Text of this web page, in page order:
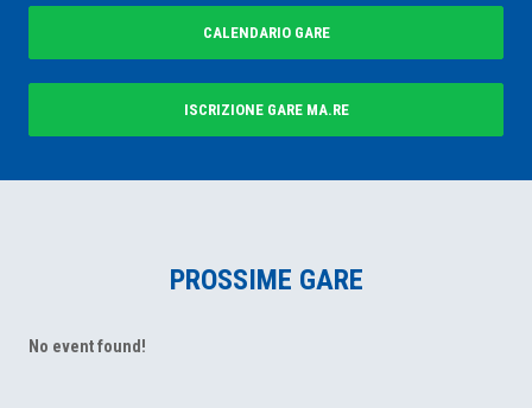
CALENDARIO GARE
ISCRIZIONE GARE MA.RE
PROSSIME GARE
No event found!